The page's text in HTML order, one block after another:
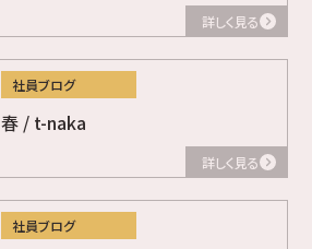
詳しく見る
社員ブログ
春 / t-naka
詳しく見る
社員ブログ